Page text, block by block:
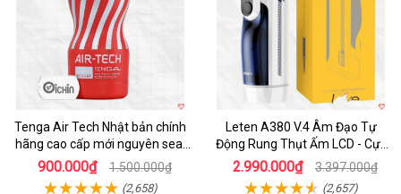
Tenga Air Tech Nhật bản chính
hãng cao cấp mới nguyên seal
giá tốt
900.000₫ 1.500.000₫
(2,658)
Leten A380 V.4 Âm Đạo Tự
Động Rung Thụt Ấm LCD - Cực
Phê
2.990.000₫ 3.397.000₫
(2,657)